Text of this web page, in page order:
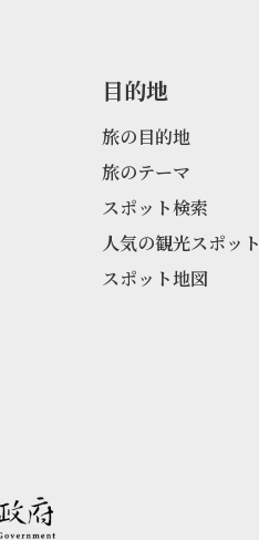
目的地
旅の目的地
旅のテーマ
スポット検索
人気の観光スポット
スポット地図